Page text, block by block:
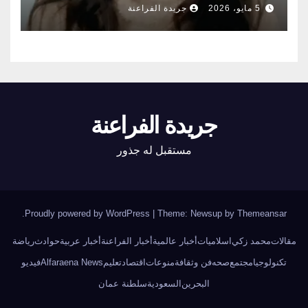
5 مايو، 2026 جريدة الفراعنة
جريدة الفراعنة
مستقبل له جذور
Proudly powered by WordPress Theme: Newsup by Themeansar
.
مقالاتمحمد زكي اسلامياتأخبار عالمية أخبار الفراعنة أخبار عربيةحوادثرياضة
تكنولوجيامجتمعصحهفن وثقافةمنوعات اقتصادتعليمAlfaraena Newsفيديو
البحرين السعوديةسلطنة عمان